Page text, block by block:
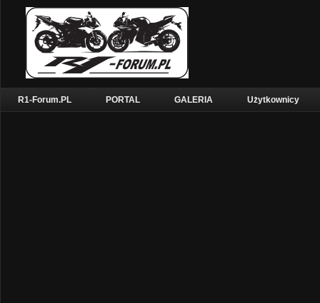
R1-Forum.PL PORTAL GALERIA Użytkownicy